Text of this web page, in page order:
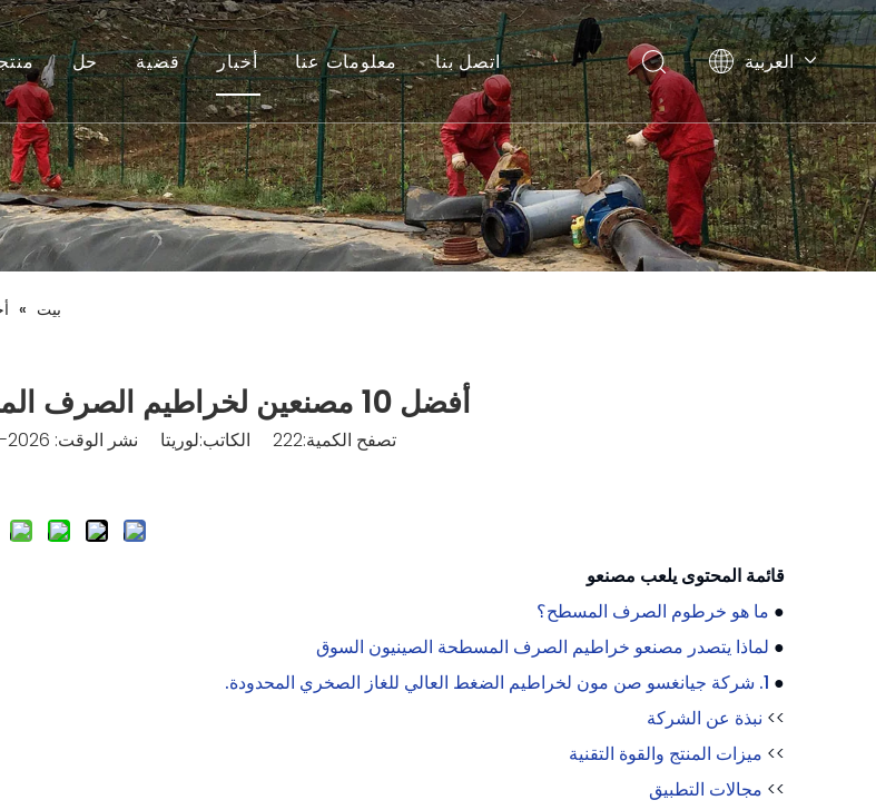
حل قضية أخبار معلومات عنا اتصل بنا العربية
English
Pусский
Español
بيت »
أفضل 10 مصنعين لخراطيم الصرف المسطحة في الصين
تصفح الكمية:222 الكاتب:لوريتا نشر الوقت: 2026-01-09 المنشأ:
قائمة المحتوى يلعب مصنعو
● ما هو خرطوم الصرف المسطح؟
● لماذا يتصدر مصنعو خراطيم الصرف المسطحة الصينيون السوق
● 1. شركة جيانغسو صن مون لخراطيم الضغط العالي للغاز الصخري المحدودة.
>> نبذة عن الشركة
>> ميزات المنتج والقوة التقنية
>> مجالات التطبيق